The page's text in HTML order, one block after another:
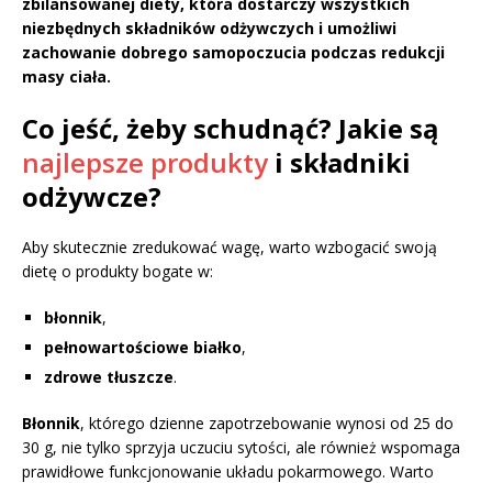
niezbędnych składników odżywczych i umożliwi
zachowanie dobrego samopoczucia podczas redukcji
masy ciała.
Co jeść, żeby schudnąć? Jakie są
najlepsze produktyi składniki
odżywcze?
Aby skutecznie zredukować wagę, warto wzbogacić swoją
dietę o produkty bogate w:
błonnik,
pełnowartościowe białko,
zdrowe tłuszcze.
Błonnik, którego dzienne zapotrzebowanie wynosi od 25 do
30 g, nie tylko sprzyja uczuciu sytości, ale również wspomaga
prawidłowe funkcjonowanie układu pokarmowego. Warto